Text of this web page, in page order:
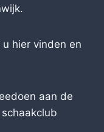
u hier vinden en
aan de